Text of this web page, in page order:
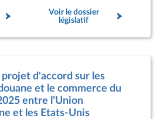
Voir le dossier
législatif
projet d'accord sur les
et le commerce du
entre l’Union
et les Etats-Unis